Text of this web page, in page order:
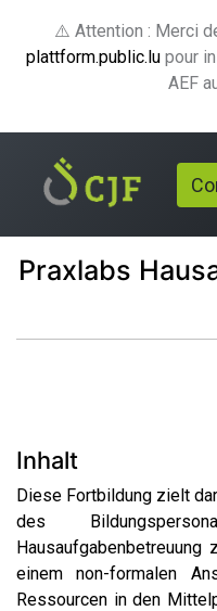
⚠️ Attention : Merci
plattform.public.lu pour
AEF
Praxlabs
Inhalt
Diese Fortbildung zielt
des
einem non-formalen
Ressourcen in den